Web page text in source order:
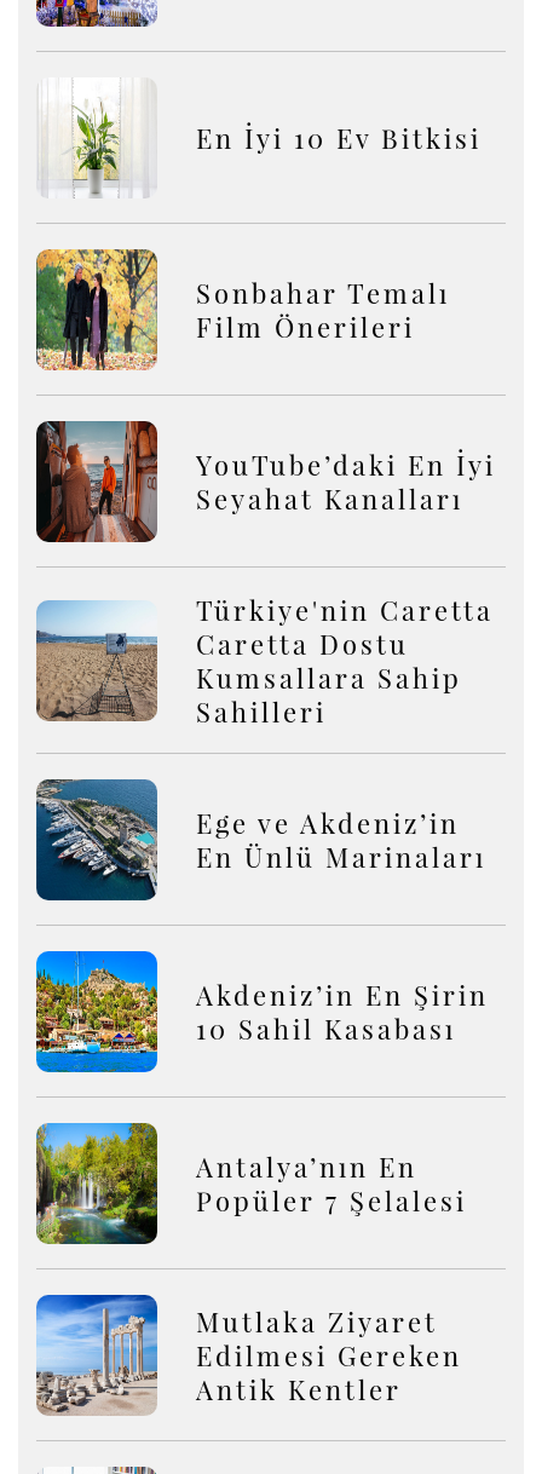
En İyi 10 Ev Bitkisi
Sonbahar Temalı
Film Önerileri
YouTube’daki En İyi
Seyahat Kanalları
Türkiye'nin Caretta
Caretta Dostu
Kumsallara Sahip
Sahilleri
Ege ve Akdeniz’in
En Ünlü Marinaları
Akdeniz’in En Şirin
10 Sahil Kasabası
Antalya’nın En
Popüler 7 Şelalesi
Mutlaka Ziyaret
Edilmesi Gereken
Antik Kentler